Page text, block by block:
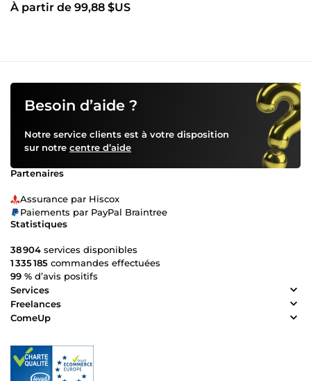
À partir de 99,88 $US
Besoin d’aide ?
Notre service clients est à votre disposition
sur notre centre d’aide
Partenaires
Assurance par Hiscox
Paiements par PayPal Braintree
Statistiques
38 904 services disponibles
1 335 185 commandes effectuées
99 % d’avis positifs
Services
Freelances
ComeUp